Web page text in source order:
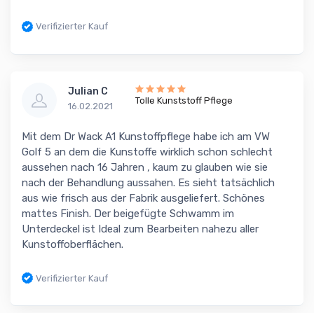
Verifizierter Kauf
Julian C
16.02.2021
Tolle Kunststoff Pflege
Mit dem Dr Wack A1 Kunstoffpflege habe ich am VW
Golf 5 an dem die Kunstoffe wirklich schon schlecht
aussehen nach 16 Jahren , kaum zu glauben wie sie
nach der Behandlung aussahen. Es sieht tatsächlich
aus wie frisch aus der Fabrik ausgeliefert. Schönes
mattes Finish. Der beigefügte Schwamm im
Unterdeckel ist Ideal zum Bearbeiten nahezu aller
Kunstoffoberflächen.
Verifizierter Kauf